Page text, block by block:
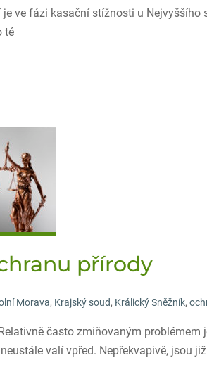
ve fázi kasační stížnosti u
té
přírody
Morava, Krajský soud, Králický Sněžník,
často zmiňovaným problémem
valí vpřed. Nepřekvapivě, jsou